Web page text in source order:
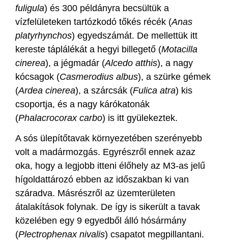
fuligula) és 300 példányra becsültük a
vízfelületeken tartózkodó tőkés récék (Anas
platyrhynchos) egyedszámát. De mellettük itt
kereste táplálékát a hegyi billegető (Motacilla
cinerea), a jégmadár (Alcedo atthis), a nagy
kócsagok (Casmerodius albus), a szürke gémek
(Ardea cinerea), a szárcsák (Fulica atra) kis
csoportja, és a nagy kárókatonák
(Phalacrocorax carbo) is itt gyülekeztek.
A sós ülepítőtavak környezetében szerényebb
volt a madármozgás. Egyrészről ennek azaz
oka, hogy a legjobb itteni élőhely az M3-as jelű
hígoldattározó ebben az időszakban ki van
száradva. Másrészről az üzemterületen
átalakítások folynak. De így is sikerült a tavak
közelében egy 9 egyedből álló hósármány
(Plectrophenax nivalis) csapatot megpillantani.